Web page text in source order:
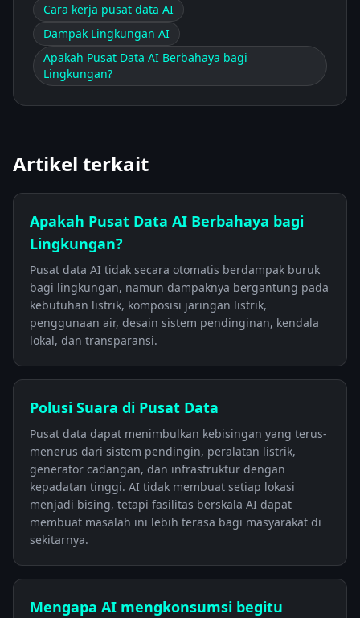
Cara kerja pusat data AI
Dampak Lingkungan AI
Apakah Pusat Data AI Berbahaya bagi
Lingkungan?
Artikel terkait
Apakah Pusat Data AI Berbahaya bagi
Lingkungan?
Pusat data AI tidak secara otomatis berdampak buruk
bagi lingkungan, namun dampaknya bergantung pada
kebutuhan listrik, komposisi jaringan listrik,
penggunaan air, desain sistem pendinginan, kendala
lokal, dan transparansi.
Polusi Suara di Pusat Data
Pusat data dapat menimbulkan kebisingan yang terus-
menerus dari sistem pendingin, peralatan listrik,
generator cadangan, dan infrastruktur dengan
kepadatan tinggi. AI tidak membuat setiap lokasi
menjadi bising, tetapi fasilitas berskala AI dapat
membuat masalah ini lebih terasa bagi masyarakat di
sekitarnya.
Mengapa AI mengkonsumsi begitu